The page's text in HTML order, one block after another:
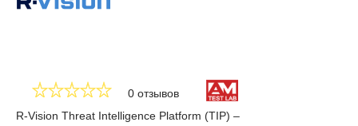
существующие системы безопасности определенной
обеспечения информационной безопасности тем, что это
0 отзывов
R-Vision Threat Intelligence Platform (TIP) –